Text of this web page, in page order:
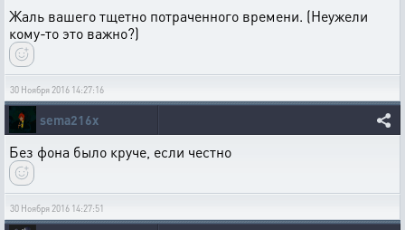
Жаль вашего тщетно потраченного времени. (Неужели
кому-то это важно?)
30 Ноября 2016 14:27:16
sema216x
Без фона было круче, если честно
30 Ноября 2016 14:27:51